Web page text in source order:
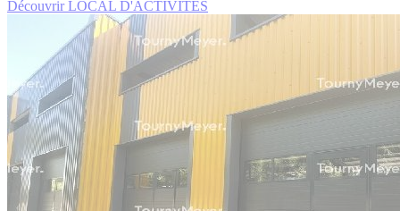
Découvrir LOCAL D'ACTIVITES